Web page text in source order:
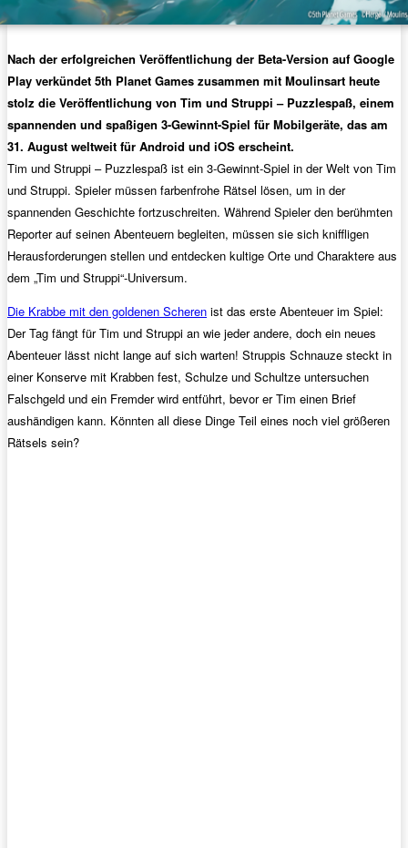
Nach der erfolgreichen Veröffentlichung der Beta-Version auf Google
Play verkündet 5th Planet Games zusammen mit Moulinsart heute
stolz die Veröffentlichung von Tim und Struppi – Puzzlespaß, einem
spannenden und spaßigen 3-Gewinnt-Spiel für Mobilgeräte, das am
31. August weltweit für Android und iOS erscheint.
Tim und Struppi – Puzzlespaß ist ein 3-Gewinnt-Spiel in der Welt von Tim
und Struppi. Spieler müssen farbenfrohe Rätsel lösen, um in der
spannenden Geschichte fortzuschreiten. Während Spieler den berühmten
Reporter auf seinen Abenteuern begleiten, müssen sie sich kniffligen
Herausforderungen stellen und entdecken kultige Orte und Charaktere aus
dem „Tim und Struppi“-Universum.
Die Krabbe mit den goldenen Scheren ist das erste Abenteuer im Spiel:
Der Tag fängt für Tim und Struppi an wie jeder andere, doch ein neues
Abenteuer lässt nicht lange auf sich warten! Struppis Schnauze steckt in
einer Konserve mit Krabben fest, Schulze und Schultze untersuchen
Falschgeld und ein Fremder wird entführt, bevor er Tim einen Brief
aushändigen kann. Könnten all diese Dinge Teil eines noch viel größeren
Rätsels sein?